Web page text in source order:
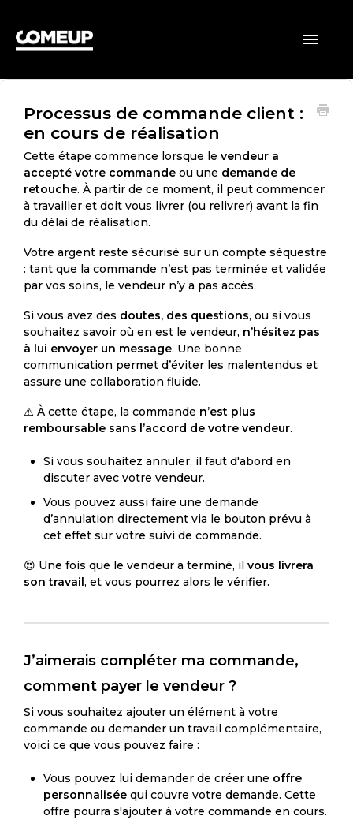
Toggle
VENDEURS
GÉNÉRAL
Processus de commande client :
en cours de réalisation
Cette étape commence lorsque le vendeur a
accepté votre commande ou une demande de
retouche. À partir de ce moment, il peut commencer
à travailler et doit vous livrer (ou relivrer) avant la fin
du délai de réalisation.
Votre argent reste sécurisé sur un compte séquestre
: tant que la commande n’est pas terminée et validée
par vos soins, le vendeur n’y a pas accès.
Si vous avez des doutes, des questions, ou si vous
souhaitez savoir où en est le vendeur, n’hésitez pas
à lui envoyer un message. Une bonne
communication permet d’éviter les malentendus et
assure une collaboration fluide.
⚠️ À cette étape, la commande n’est plus
remboursable sans l’accord de votre vendeur.
Si vous souhaitez annuler, il faut d'abord en
discuter avec votre vendeur.
Vous pouvez aussi faire une demande
d’annulation directement via le bouton prévu à
cet effet sur votre suivi de commande.
😍 Une fois que le vendeur a terminé, il vous livrera
son travail, et vous pourrez alors le vérifier.
J’aimerais compléter ma commande,
comment payer le vendeur ?
Si vous souhaitez ajouter un élément à votre
commande ou demander un travail complémentaire,
voici ce que vous pouvez faire :
Vous pouvez lui demander de créer une offre
personnalisée qui couvre votre demande. Cette
offre pourra s'ajouter à votre commande en cours.